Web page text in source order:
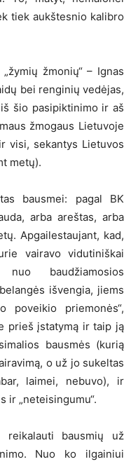
tiek aukštesnio kalibro
žmonių“ – Ignas
bei renginių vedėjas,
šio pasipiktinimo ir aš
žmogaus Lietuvoje
visi, sekantys Lietuvos
metų).
bausmei: pagal BK
arba areštas, arba
Apgailestaujant, kad,
vairavo vidutiniškai
baudžiamosios
išvengia, jiems
poveikio priemonės“,
prieš įstatymą ir taip ją
bausmės (kurią
o už jo sukeltas
laimei, nebuvo), ir
ir „neteisingumu“.
reikalauti bausmių už
Nuo ko ilgainiui